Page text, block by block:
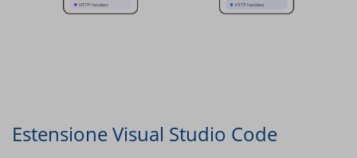
Estensione Visual Studio Code